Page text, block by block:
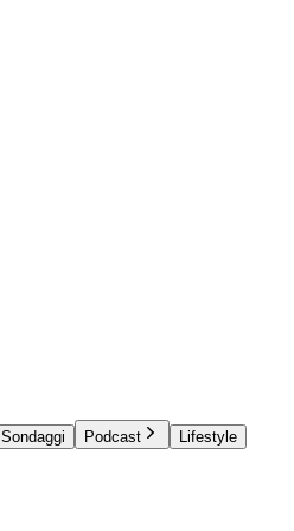
Sondaggi Podcast
Lifestyle